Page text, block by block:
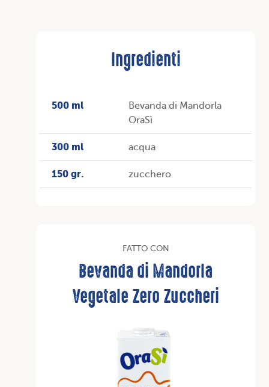
Ingredienti
500 ml
Bevanda di Mandorla
OraSì
300 ml acqua
150 gr. zucchero
FATTO CON
Bevanda di Mandorla
Vegetale Zero Zuccheri